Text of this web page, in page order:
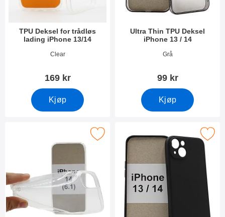
TPU Deksel for trådløs
lading iPhone 13/14
Varenummer 49581
Clear
169 kr
Kjøp
Ultra Thin TPU Deksel
iPhone 13 / 14
Varenummer 44962
Grå
99 kr
Kjøp
ultra Thin TPU Deksel iPhone 14 (6.1) som favoritt
Merk tPU Deksel iPhone